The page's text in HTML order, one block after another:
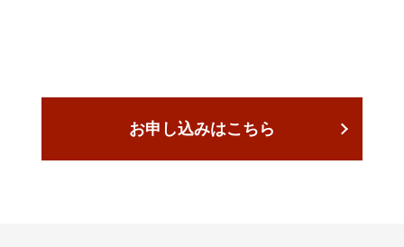
お申し込みはこちら